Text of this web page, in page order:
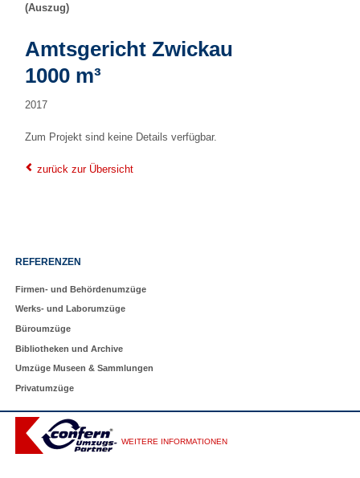
(Auszug)
Amtsgericht Zwickau
1000 m³
2017
Zum Projekt sind keine Details verfügbar.
zurück zur Übersicht
Navigation
REFERENZEN
Firmen- und Behördenumzüge
Werks- und Laborumzüge
Büroumzüge
Bibliotheken und Archive
Umzüge Museen & Sammlungen
Privatumzüge
WEITERE INFORMATIONEN